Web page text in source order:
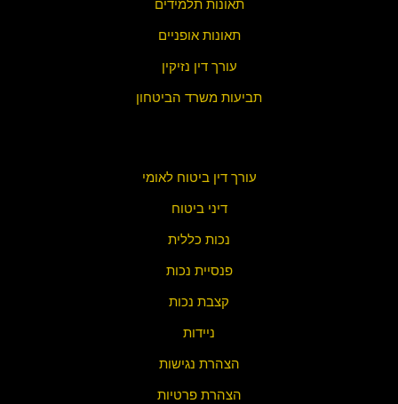
תאונות תלמידים
תאונות אופניים
עורך דין נזיקין
תביעות משרד הביטחון
עורך דין ביטוח לאומי
דיני ביטוח
נכות כללית
פנסיית נכות
קצבת נכות
ניידות
הצהרת נגישות
הצהרת פרטיות